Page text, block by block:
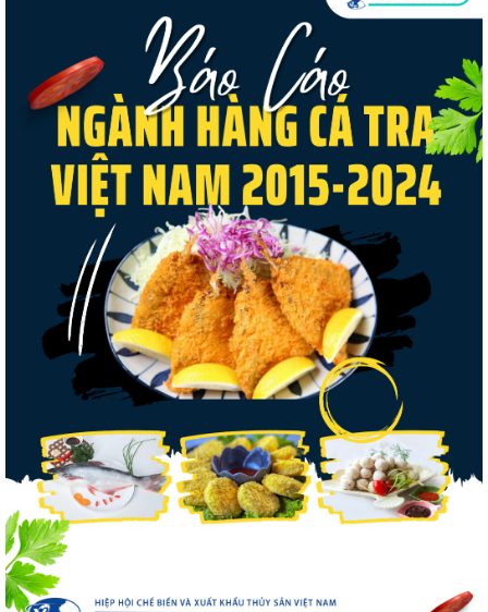
Góp ý Dự thảo Luật An toàn thực phẩm
(sửa đổi)
Thuế Mục 301 và bài toán thích ứng của
tôm Việt tại thị...
Xuất khẩu cá tra sang CPTPP: Mở rộng cơ
hội cho hàng giá trị...
Xuất khẩu cá ngừ Việt Nam sang Canada
tăng nhẹ, áp lực mới...
Nguồn cung giảm, giá cá rô phi Trung Quốc
tiếp tục tăng
Trung Quốc tăng mạnh nhập khẩu mực,